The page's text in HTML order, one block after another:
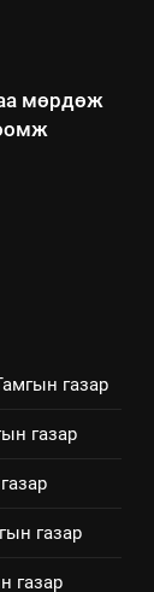
мөрдөж
амьтны
байгаа
газар
газар
газар
газар